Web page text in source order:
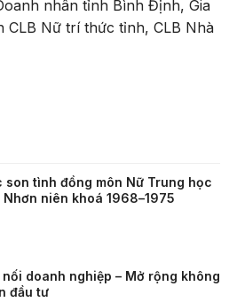
nhân tỉnh Bình Định, Gia
CLB Nữ trí thức tỉnh, CLB Nhà
son tình đồng môn Nữ Trung học
Nhơn niên khoá 1968–1975
nối doanh nghiệp – Mở rộng không
đầu tư